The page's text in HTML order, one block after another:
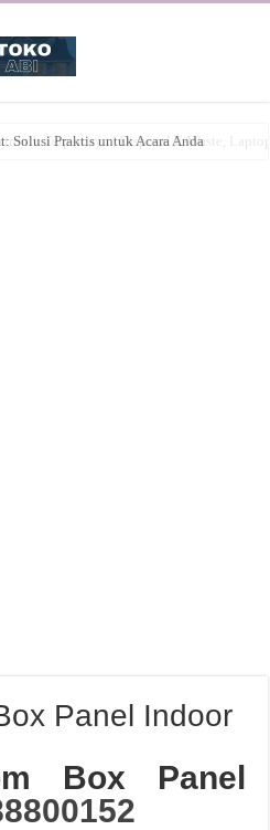
Solusi Praktis untuk Acara Anda
Panel Indoor
Box Panel